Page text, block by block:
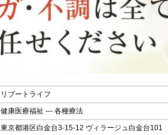
リブートライフ
健康医療福祉 --- 各種療法
東京都港区白金台3-15-12 ヴィラージュ白金台101